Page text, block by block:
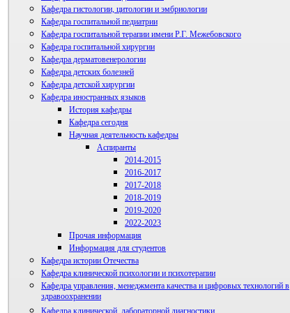
Кафедра гистологии, цитологии и эмбриологии
Кафедра госпитальной педиатрии
Кафедра госпитальной терапии имени Р.Г. Межебовского
Кафедра госпитальной хирургии
Кафедра дерматовенерологии
Кафедра детских болезней
Кафедра детской хирургии
Кафедра иностранных языков
История кафедры
Кафедра сегодня
Научная деятельность кафедры
Аспиранты
2014-2015
2016-2017
2017-2018
2018-2019
2019-2020
2022-2023
Прочая информация
Студенческий научный кружок
Информация для студентов
Кафедра истории Отечества
Кафедра клинической психологии и психотерапии
Кафедра управления, менеджмента качества и цифровых технологий в
здравоохранении